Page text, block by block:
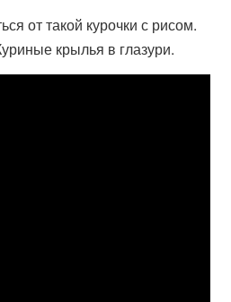
от такой курочки с рисом.
крылья в глазури.